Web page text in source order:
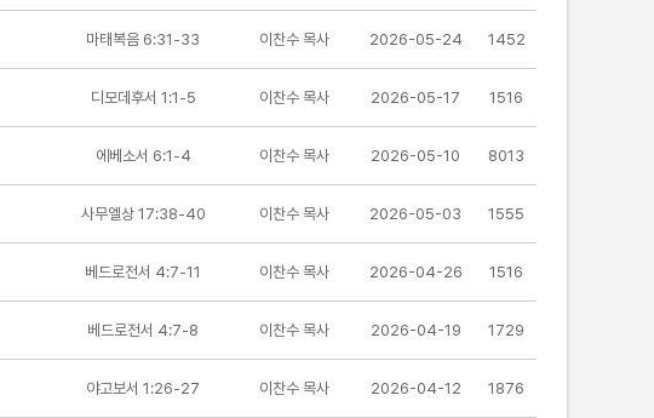
마태복음 6:31-33 이찬수 목사 2026-05-24 1452
디모데후서 1:1-5 이찬수 목사 2026-05-17 1516
에베소서 6:1-4 이찬수 목사 2026-05-10 8013
사무엘상 17:38-40 이찬수 목사 2026-05-03 1555
베드로전서 4:7-11 이찬수 목사 2026-04-26 1516
베드로전서 4:7-8 이찬수 목사 2026-04-19 1729
야고보서 1:26-27 이찬수 목사 2026-04-12 1876